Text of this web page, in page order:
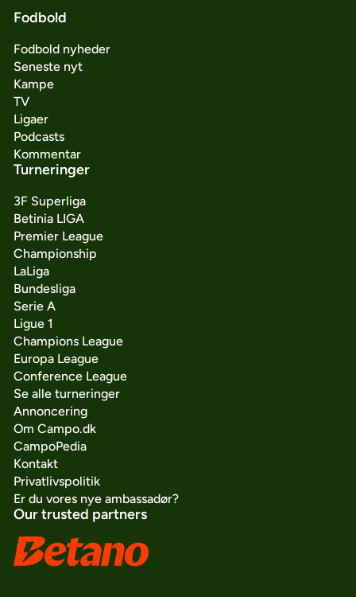
Fodbold
Fodbold nyheder
Seneste nyt
Kampe
TV
Ligaer
Podcasts
Kommentar
Turneringer
3F Superliga
Betinia LIGA
Premier League
Championship
LaLiga
Bundesliga
Serie A
Ligue 1
Champions League
Europa League
Conference League
Se alle turneringer
Annoncering
Om Campo.dk
CampoPedia
Kontakt
Privatlivspolitik
Er du vores nye ambassadør?
Our trusted partners